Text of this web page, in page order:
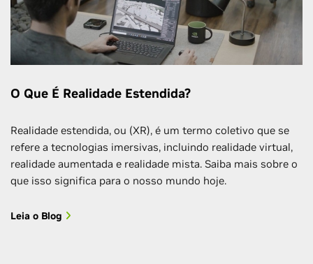
O Que É Realidade Estendida?
Realidade estendida, ou (XR), é um termo coletivo que se
refere a tecnologias imersivas, incluindo realidade virtual,
realidade aumentada e realidade mista. Saiba mais sobre o
que isso significa para o nosso mundo hoje.
Leia o Blog